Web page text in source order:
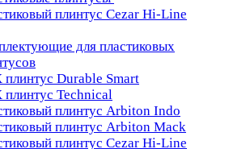
плинтус Cezar Hi-Line
для пластиковых
Durable Smart
Technical
плинтус Arbiton Indo
плинтус Arbiton Mack
плинтус Cezar Hi-Line